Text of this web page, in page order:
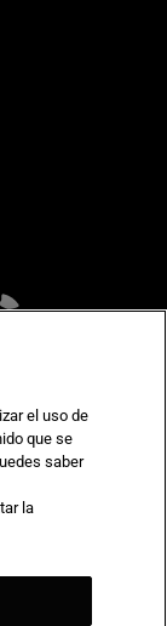
el uso de
que se
saber
la